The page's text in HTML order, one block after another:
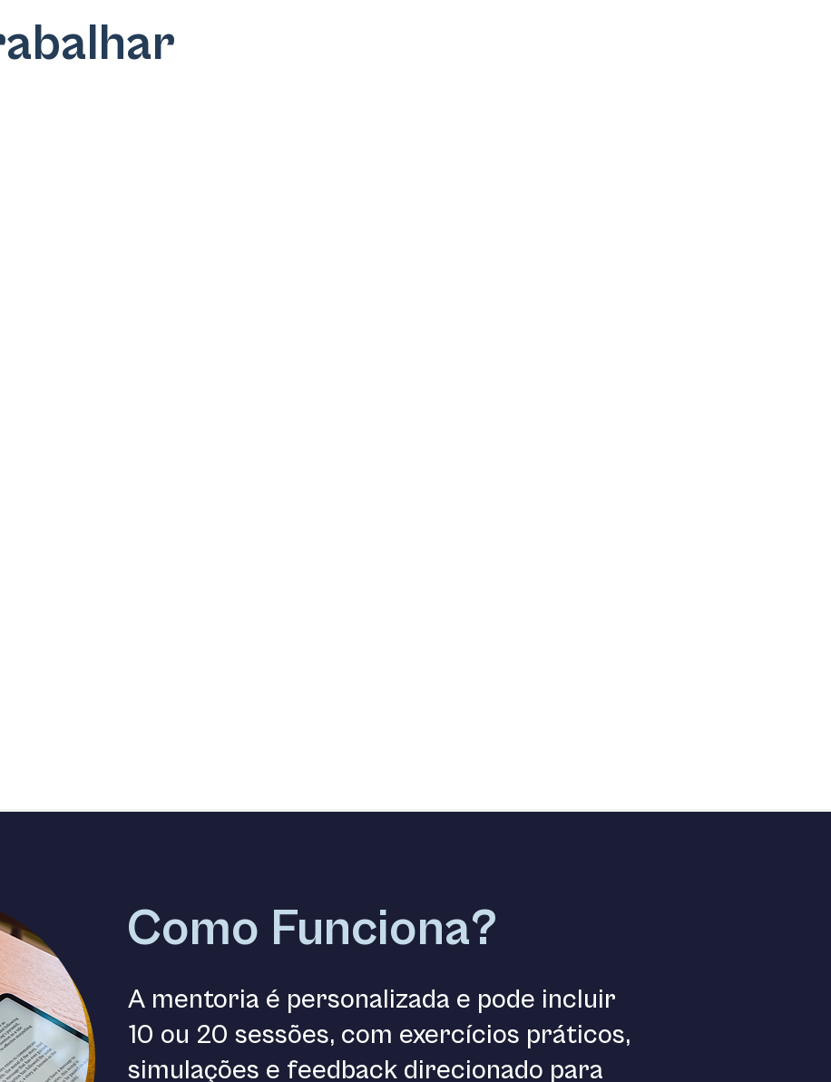
Como Funciona?
A mentoria é personalizada e pode incluir
10 ou 20 sessões, com exercícios práticos,
simulações e feedback direcionado para